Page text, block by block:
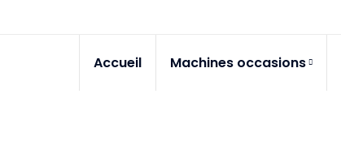
Accueil Machines occasions